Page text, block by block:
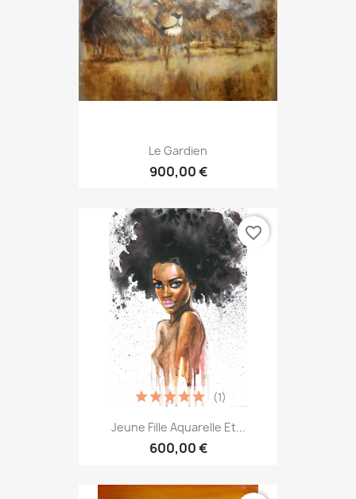
Le Gardien
900,00 €
Jeune Fille Aquarelle Et...
600,00 €
(1)
favorite_border